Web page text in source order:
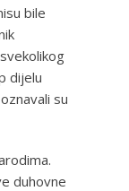
bile
svekolikog
dijelu
su
duhovne